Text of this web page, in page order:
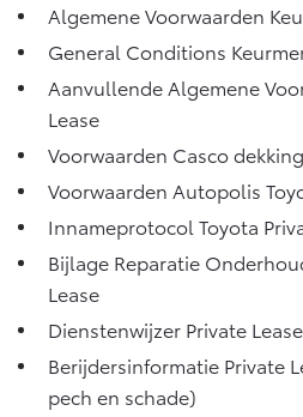
Vanaf € 37.500,-
OOK ALS BATTERIJ-
ELEKTRISCH
Vanaf € 46.301,-
Algemene Voorwaarden
General Conditions
Aanvullende Algemene
Lease
Voorwaarden Casco
Voorwaarden Autopolis
Innameprotocol Toyota
Bijlage Reparatie
Lease
Dienstenwijzer Private Lease
Berijdersinformatie Private
pech en schade)